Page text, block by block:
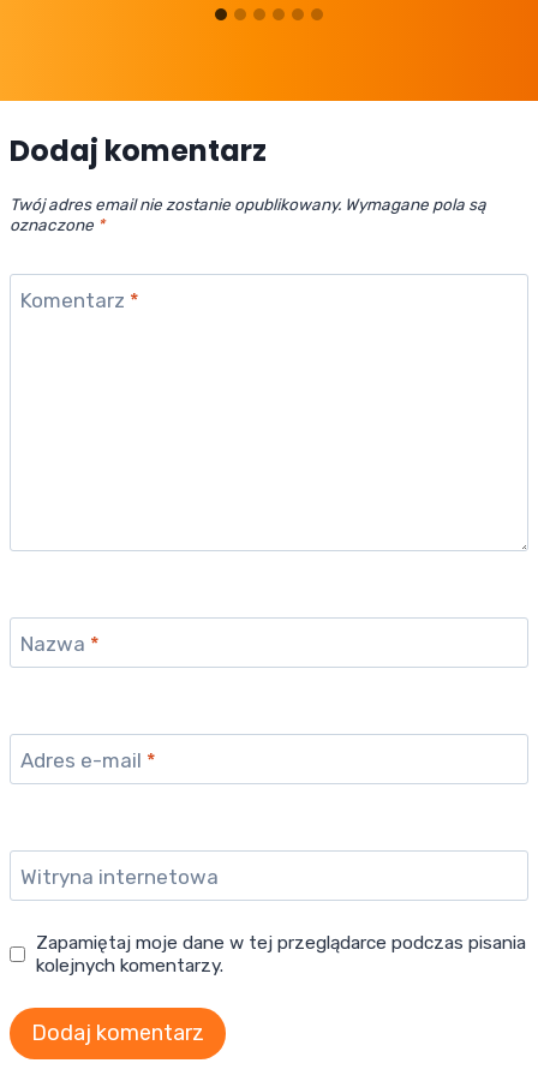
Dodaj komentarz
Twój adres email nie zostanie opublikowany. Wymagane pola są
oznaczone *
Komentarz *
Nazwa *
Adres e-mail *
Witryna internetowa
Zapamiętaj moje dane w tej przeglądarce podczas pisania
kolejnych komentarzy.